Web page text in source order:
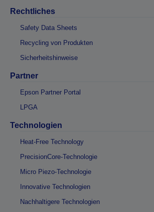
Rechtliches
Safety Data Sheets
Recycling von Produkten
Sicherheitshinweise
Partner
Epson Partner Portal
LPGA
Technologien
Heat-Free Technology
PrecisionCore-Technologie
Micro Piezo-Technologie
Innovative Technologien
Nachhaltigere Technologien